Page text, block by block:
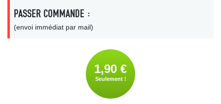
PASSER COMMANDE :
(envoi immédiat par mail)
1,90 €
Seulement !